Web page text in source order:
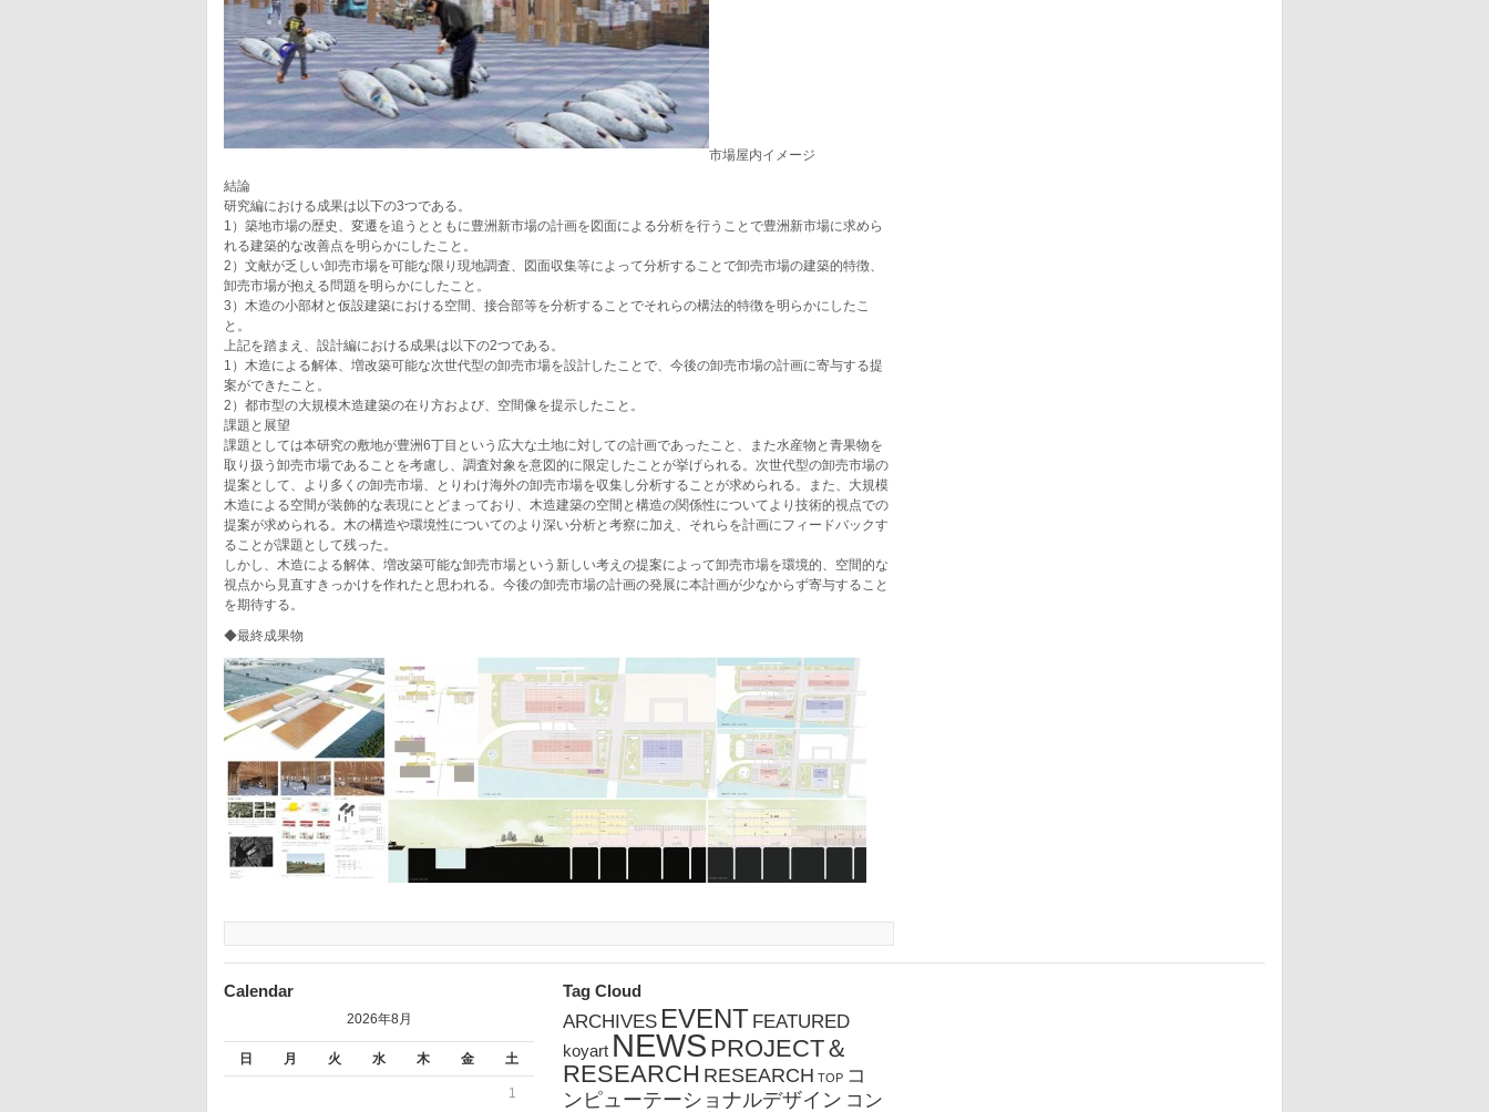
市場屋内イメージ
結論
研究編における成果は以下の3つである。
1）築地市場の歴史、変遷を追うとともに豊洲新市場の計画を図面による分析を行うことで豊洲新市場に求めら
れる建築的な改善点を明らかにしたこと。
2）文献が乏しい卸売市場を可能な限り現地調査、図面収集等によって分析することで卸売市場の建築的特徴、
卸売市場が抱える問題を明らかにしたこと。
3）木造の小部材と仮設建築における空間、接合部等を分析することでそれらの構法的特徴を明らかにしたこ
と。
上記を踏まえ、設計編における成果は以下の2つである。
1）木造による解体、増改築可能な次世代型の卸売市場を設計したことで、今後の卸売市場の計画に寄与する提
案ができたこと。
2）都市型の大規模木造建築の在り方および、空間像を提示したこと。
課題と展望
課題としては本研究の敷地が豊洲6丁目という広大な土地に対しての計画であったこと、また水産物と青果物を
取り扱う卸売市場であることを考慮し、調査対象を意図的に限定したことが挙げられる。次世代型の卸売市場の
提案として、より多くの卸売市場、とりわけ海外の卸売市場を収集し分析することが求められる。また、大規模
木造による空間が装飾的な表現にとどまっており、木造建築の空間と構造の関係性についてより技術的視点での
提案が求められる。木の構造や環境性についてのより深い分析と考察に加え、それらを計画にフィードバックす
ることが課題として残った。
しかし、木造による解体、増改築可能な卸売市場という新しい考えの提案によって卸売市場を環境的、空間的な
視点から見直すきっかけを作れたと思われる。今後の卸売市場の計画の発展に本計画が少なからず寄与すること
を期待する。
◆最終成果物
Calendar
2026年8月
日 月 火 水 木 金 土
1
Tag Cloud
ARCHIVES EVENT FEATURED
koyart NEWS PROJECT＆
RESEARCH RESEARCH TOP コ
ンピューテーショナルデザイン コン